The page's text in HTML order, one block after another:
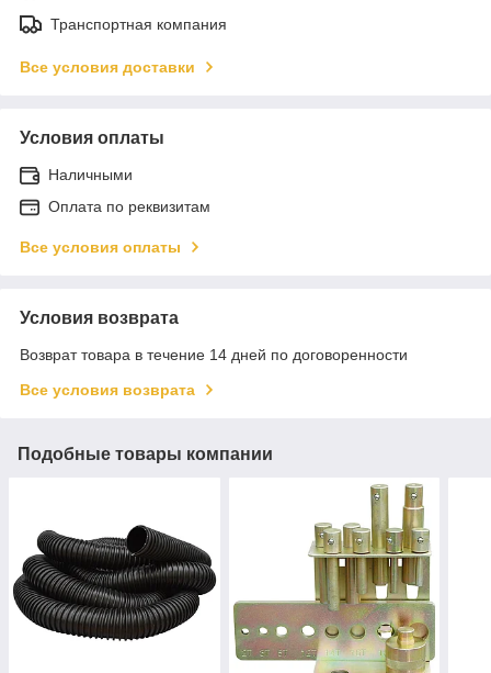
Транспортная компания
Все условия доставки
Условия оплаты
Наличными
Оплата по реквизитам
Все условия оплаты
Условия возврата
Возврат товара в течение 14 дней по договоренности
Все условия возврата
Подобные товары компании